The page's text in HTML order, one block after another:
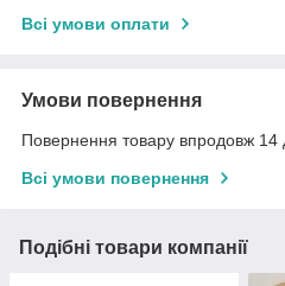
Всі умови оплати
Умови повернення
Повернення товару впродовж 14
Всі умови повернення
Подібні товари компанії